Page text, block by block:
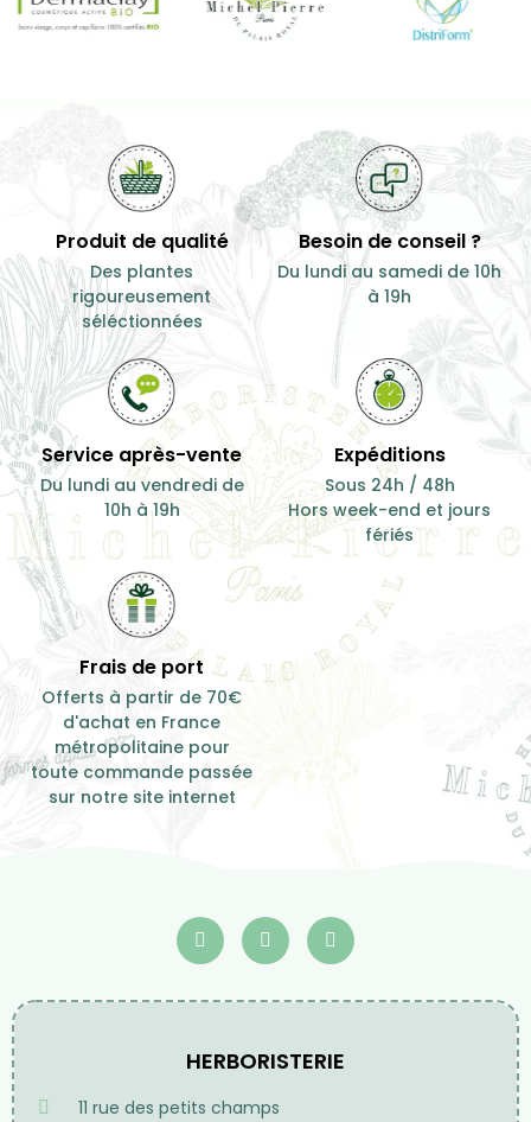
Produit de qualité
Des plantes
rigoureusement
séléctionnées
Besoin de conseil ?
Du lundi au samedi de 10h
à 19h
Service après-vente
Du lundi au vendredi de
10h à 19h
Expéditions
Sous 24h / 48h
Hors week-end et jours
fériés
Frais de port
Offerts à partir de 70€
d'achat en France
métropolitaine pour
toute commande passée
sur notre site internet
HERBORISTERIE
11 rue des petits champs